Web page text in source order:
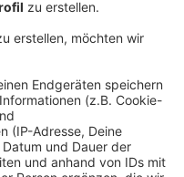
wird instand
mit der Stadt einen